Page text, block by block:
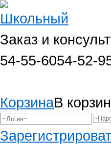
Заказ и
54-55-6054-52-
КорзинаВ